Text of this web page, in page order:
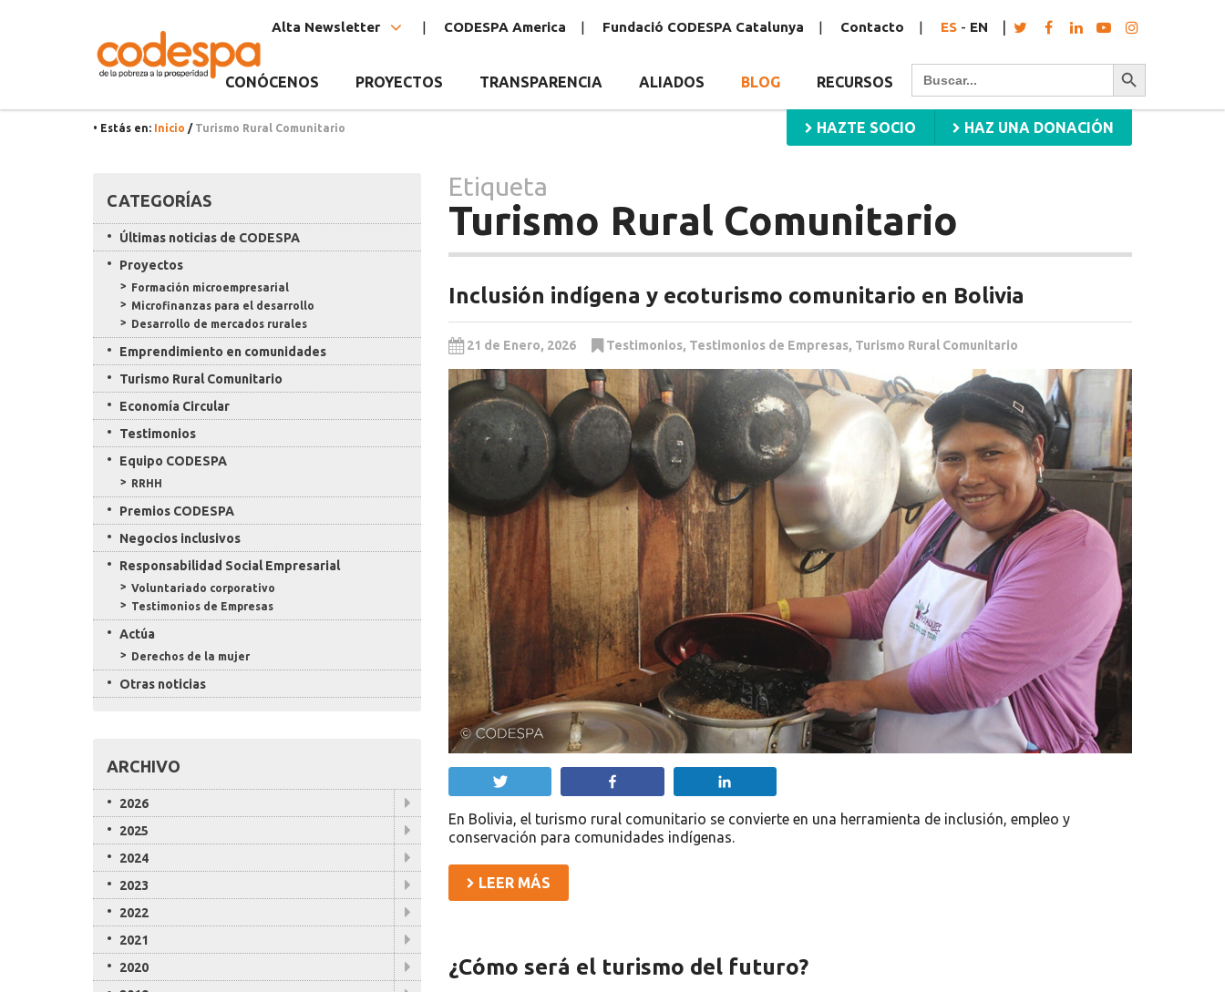
Turismo
Rural
Comunitario
Alta Newsletter CODESPA America Fundació CODESPA Catalunya Contacto ES - EN
CONÓCENOS PROYECTOS TRANSPARENCIA ALIADOS BLOG RECURSOS
Buscar: Botón de búsqueda
HAZTE SOCIO HAZ UNA DONACIÓN
• Estás en: Inicio / Turismo Rural Comunitario
Etiqueta
Turismo Rural Comunitario
Inclusión indígena y ecoturismo comunitario en Bolivia
21 de Enero, 2026 Testimonios, Testimonios de Empresas, Turismo Rural Comunitario
En Bolivia, el turismo rural comunitario se convierte en una herramienta de inclusión, empleo y
conservación para comunidades indígenas.
LEER MÁS
¿Cómo será el turismo del futuro?
CATEGORÍAS
Últimas noticias de CODESPA
Proyectos
Formación microempresarial
Microfinanzas para el desarrollo
Desarrollo de mercados rurales
Emprendimiento en comunidades
Turismo Rural Comunitario
Economía Circular
Testimonios
Equipo CODESPA
RRHH
Premios CODESPA
Negocios inclusivos
Responsabilidad Social Empresarial
Voluntariado corporativo
Testimonios de Empresas
Actúa
Derechos de la mujer
Otras noticias
ARCHIVO
2026
2025
2024
2023
2022
2021
2020